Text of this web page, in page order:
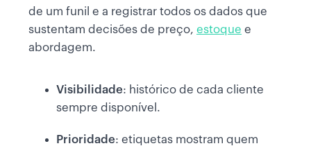
de um funil e a registrar todos os dados que
sustentam decisões de preço, estoque e
abordagem.
Visibilidade: histórico de cada cliente
sempre disponível.
Prioridade: etiquetas mostram quem